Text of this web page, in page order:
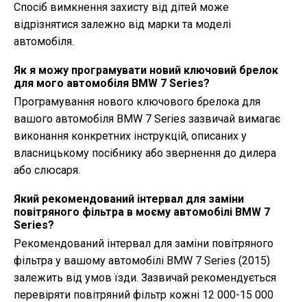
Спосіб вимкнення захисту від дітей може
відрізнятися залежно від марки та моделі
автомобіля.
Як я можу програмувати новий ключовий брелок
для мого автомобіля BMW 7 Series?
Програмування нового ключового брелока для
вашого автомобіля BMW 7 Series зазвичай вимагає
виконання конкретних інструкцій, описаних у
власницькому посібнику або звернення до дилера
або слюсаря.
Який рекомендований інтервал для заміни
повітряного фільтра в моєму автомобілі BMW 7
Series?
Рекомендований інтервал для заміни повітряного
фільтра у вашому автомобілі BMW 7 Series (2015)
залежить від умов їзди. Зазвичай рекомендується
перевіряти повітряний фільтр кожні 12 000-15 000